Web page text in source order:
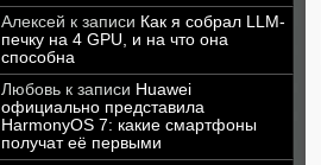
Алексей к записи Как я собрал LLM-
печку на 4 GPU, и на что она
способна
Любовь к записи Huawei
официально представила
HarmonyOS 7: какие смартфоны
получат её первыми